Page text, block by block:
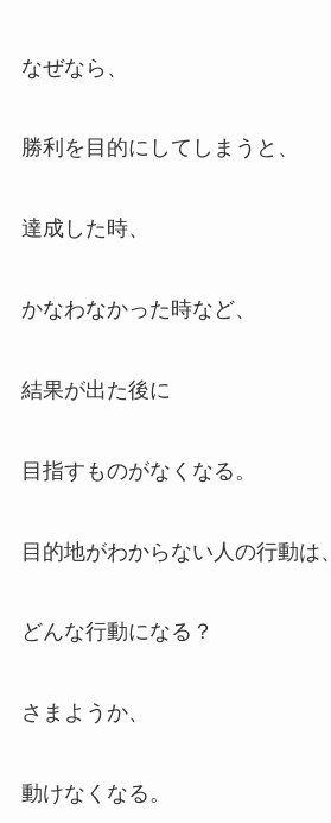
なぜなら、
勝利を目的にしてしまうと、
達成した時、
かなわなかった時など、
結果が出た後に
目指すものがなくなる。
目的地がわからない人の行動は、
どんな行動になる？
さまようか、
動けなくなる。